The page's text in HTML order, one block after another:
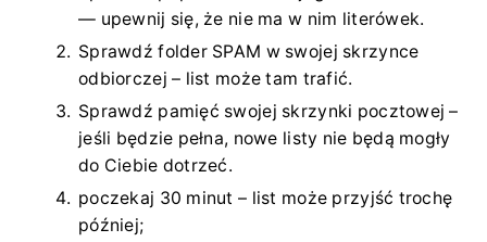
— upewnij się, że nie ma w nim literówek.
Sprawdź folder SPAM w swojej skrzynce
odbiorczej – list może tam trafić.
Sprawdź pamięć swojej skrzynki pocztowej –
jeśli będzie pełna, nowe listy nie będą mogły
do ​​Ciebie dotrzeć.
poczekaj 30 minut – list może przyjść trochę
później;